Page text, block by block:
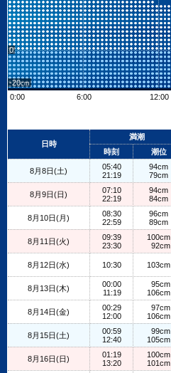
0
-20
0:00
6:00 12:00
+
日時
満潮
時刻
潮位
8月8日(土)
05:40
21:19
94cm
79cm
8月9日(日)
07:10
22:19
94cm
84cm
8月10日(月)
08:30
22:59
96cm
89cm
8月11日(火)
09:39
23:30
100cm
92cm
8月12日(水) 10:30 103cm
8月13日(木)
00:00
11:19
95cm
106cm
8月14日(金)
00:29
12:00
97cm
106cm
8月15日(土)
00:59
12:40
99cm
105cm
8月16日(日)
01:19
13:20
100cm
101cm